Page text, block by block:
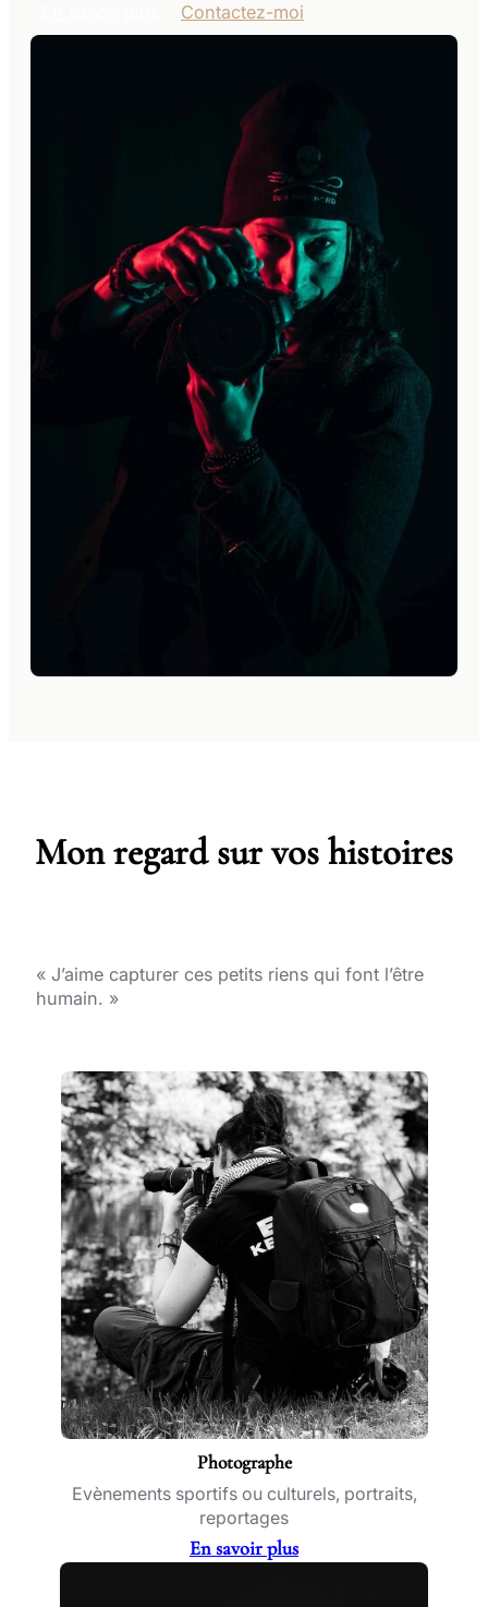
Contactez-moi
Mon regard sur vos histoires
« J’aime capturer ces petits riens qui font l’être
humain. »
Photographe
Evènements sportifs ou culturels, portraits,
reportages
En savoir plus